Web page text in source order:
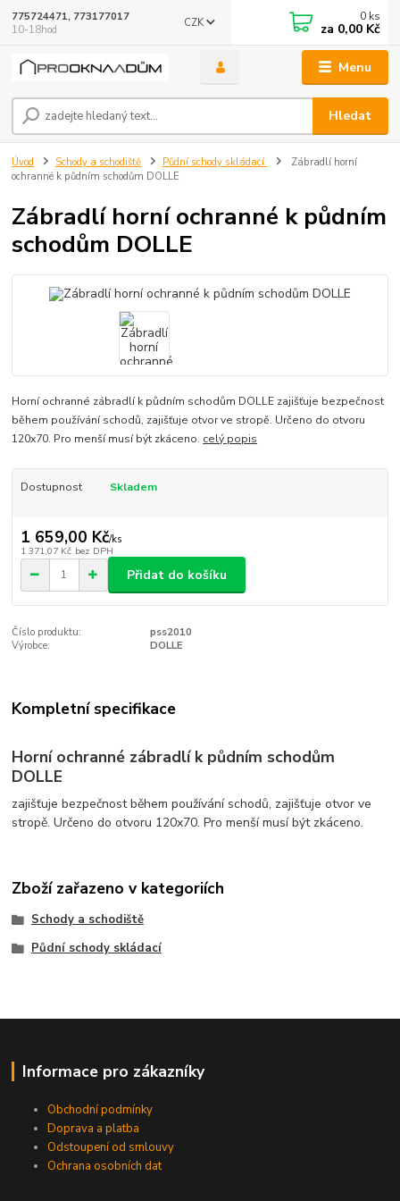
Menu
CZK
Hledat
775724471, 773177017
10-18hod
0 ks
za 0,00 Kč
Úvod Schody a schodiště Půdní schody skládací
Zábradlí horní
ochranné k půdním schodům DOLLE
Zábradlí horní ochranné k půdním
schodům DOLLE
Horní ochranné zábradlí k půdním schodům DOLLE zajišťuje bezpečnost
během používání schodů, zajišťuje otvor ve stropě. Určeno do otvoru
120x70. Pro menší musí být zkáceno. celý popis
Dostupnost Skladem
1 659,00 Kč/ks
1 371,07 Kč bez DPH
Přidat do košíku
Číslo produktu:
pss2010
Výrobce:
DOLLE
Kompletní specifikace
Horní ochranné zábradlí k půdním schodům
DOLLE
zajišťuje bezpečnost během používání schodů, zajišťuje otvor ve
stropě. Určeno do otvoru 120x70. Pro menší musí být zkáceno.
Zboží zařazeno v kategoriích
Schody a schodiště
Půdní schody skládací
Informace pro zákazníky
Obchodní podmínky
Doprava a platba
Odstoupení od smlouvy
Ochrana osobních dat